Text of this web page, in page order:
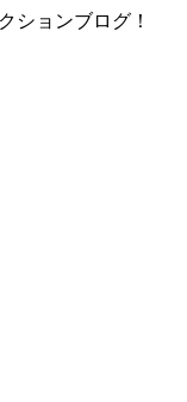
ションブログ！